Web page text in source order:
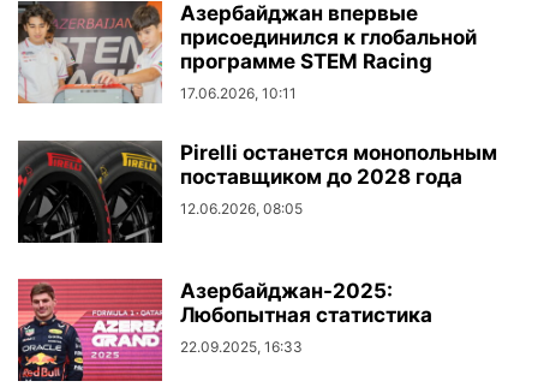
Азербайджан впервые
присоединился к глобальной
программе STEM Racing
17.06.2026, 10:11
Pirelli останется монопольным
поставщиком до 2028 года
12.06.2026, 08:05
Азербайджан-2025:
Любопытная статистика
22.09.2025, 16:33